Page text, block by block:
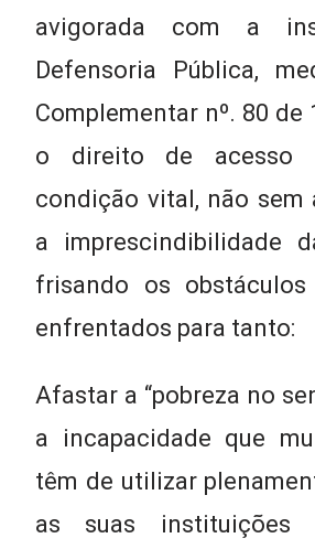
avigorada com a
Defensoria Pública,
Complementar nº. 80 de
o direito de acesso
condição vital, não sem
a imprescindibilidade
frisando os obstáculos
enfrentados para tanto:
Afastar a “pobreza no
a incapacidade que
têm de utilizar
as suas